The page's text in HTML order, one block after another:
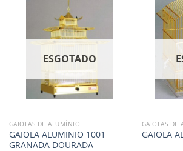
ESGOTADO
GAIOLAS DE ALUMÍNIO
GAIOLA ALUMINIO 1001
GRANADA DOURADA
GAIOLAS DE
GAIOLA